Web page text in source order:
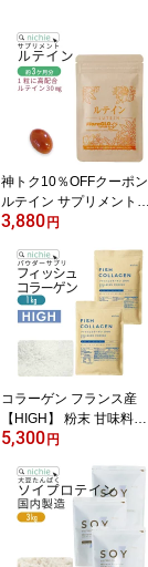
神トク10％OFFクーポン
ルテイン サプリメント
ゼアキサンチン 90粒
サプリ E10 nichie ニチエ
ー RSL #別売詰め替えボ
トル対応 【サプリ】
3,880 円
コラーゲン フランス産
【HIGH】 粉末 甘味料・
着色料・保存料不使用 1
ラーゲンペプチド を手軽
に摂取 大容量 コラーゲ
ンパウダー サプリ nichie
ニチエー RSL
5,300 円